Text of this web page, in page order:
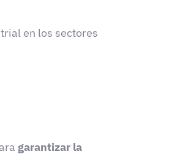
en los sectores
garantizar la